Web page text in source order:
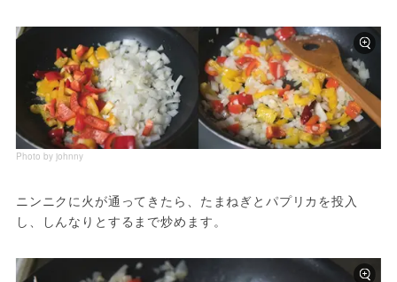
Photo by johnny
ニンニクに火が通ってきたら、たまねぎとパプリカを投入
し、しんなりとするまで炒めます。